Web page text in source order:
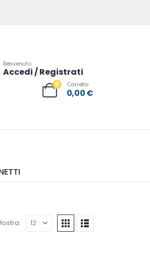
Benvenuto
Accedi / Registrati
0 Carrello
0,00€